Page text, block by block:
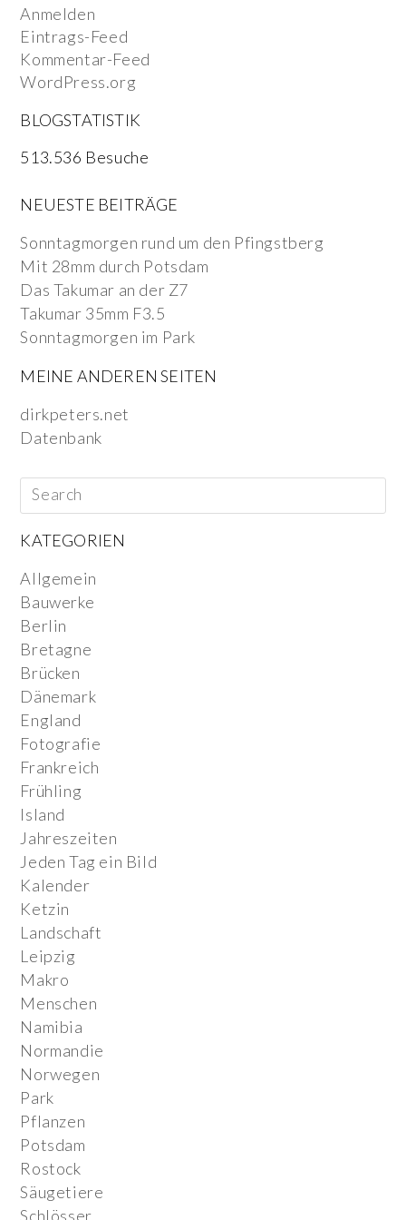
Anmelden
Eintrags-Feed
Kommentar-Feed
WordPress.org
BLOGSTATISTIK
513.536 Besuche
NEUESTE BEITRÄGE
Sonntagmorgen rund um den Pfingstberg
Mit 28mm durch Potsdam
Das Takumar an der Z7
Takumar 35mm F3.5
Sonntagmorgen im Park
MEINE ANDEREN SEITEN
dirkpeters.net
Datenbank
KATEGORIEN
Allgemein
Bauwerke
Berlin
Bretagne
Brücken
Dänemark
England
Fotografie
Frankreich
Frühling
Island
Jahreszeiten
Jeden Tag ein Bild
Kalender
Ketzin
Landschaft
Leipzig
Makro
Menschen
Namibia
Normandie
Norwegen
Park
Pflanzen
Potsdam
Rostock
Säugetiere
Schlösser